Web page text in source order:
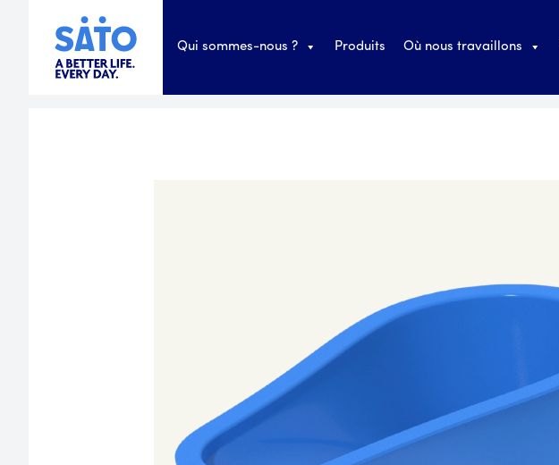
Qui sommes-nous ? Produits Où nous travaillons